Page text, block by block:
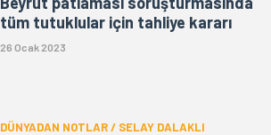
tüm tutuklular için tahliye kararı
26 Ocak 2023
DÜNYADAN NOTLAR / SELAY DALAKLI